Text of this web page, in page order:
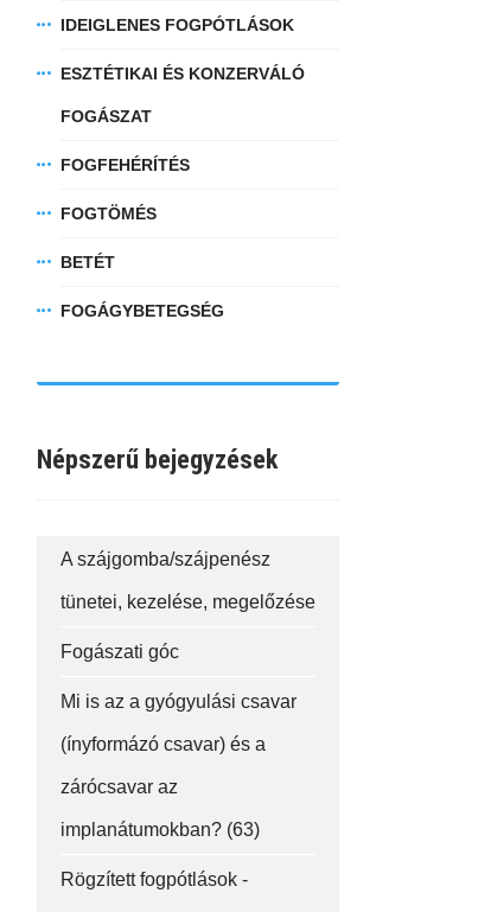
IDEIGLENES FOGPÓTLÁSOK
ESZTÉTIKAI ÉS KONZERVÁLÓ
FOGÁSZAT
FOGFEHÉRÍTÉS
FOGTÖMÉS
BETÉT
FOGÁGYBETEGSÉG
Népszerű bejegyzések
A szájgomba/szájpenész
tünetei, kezelése, megelőzése
Fogászati góc
Mi is az a gyógyulási csavar
(ínyformázó csavar) és a
zárócsavar az
implanátumokban? (63)
Rögzített fogpótlások -